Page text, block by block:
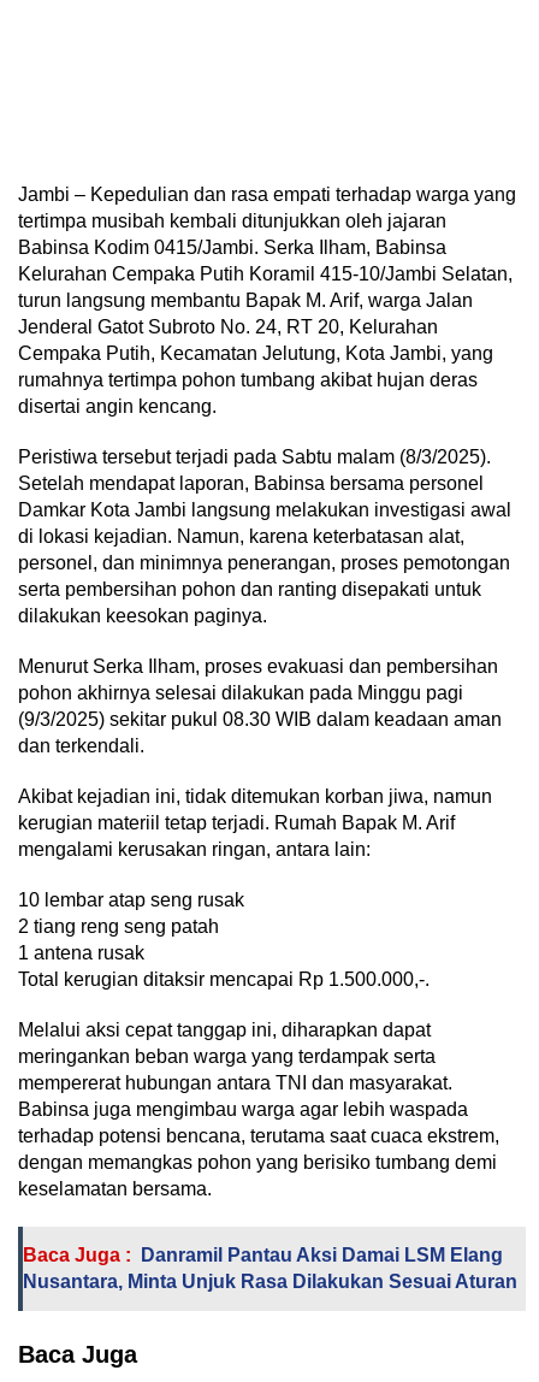
Jambi – Kepedulian dan rasa empati terhadap warga yang
tertimpa musibah kembali ditunjukkan oleh jajaran
Babinsa Kodim 0415/Jambi. Serka Ilham, Babinsa
Kelurahan Cempaka Putih Koramil 415-10/Jambi Selatan,
turun langsung membantu Bapak M. Arif, warga Jalan
Jenderal Gatot Subroto No. 24, RT 20, Kelurahan
Cempaka Putih, Kecamatan Jelutung, Kota Jambi, yang
rumahnya tertimpa pohon tumbang akibat hujan deras
disertai angin kencang.
Peristiwa tersebut terjadi pada Sabtu malam (8/3/2025).
Setelah mendapat laporan, Babinsa bersama personel
Damkar Kota Jambi langsung melakukan investigasi awal
di lokasi kejadian. Namun, karena keterbatasan alat,
personel, dan minimnya penerangan, proses pemotongan
serta pembersihan pohon dan ranting disepakati untuk
dilakukan keesokan paginya.
Menurut Serka Ilham, proses evakuasi dan pembersihan
pohon akhirnya selesai dilakukan pada Minggu pagi
(9/3/2025) sekitar pukul 08.30 WIB dalam keadaan aman
dan terkendali.
Akibat kejadian ini, tidak ditemukan korban jiwa, namun
kerugian materiil tetap terjadi. Rumah Bapak M. Arif
mengalami kerusakan ringan, antara lain:
10 lembar atap seng rusak
2 tiang reng seng patah
1 antena rusak
Total kerugian ditaksir mencapai Rp 1.500.000,-.
Melalui aksi cepat tanggap ini, diharapkan dapat
meringankan beban warga yang terdampak serta
mempererat hubungan antara TNI dan masyarakat.
Babinsa juga mengimbau warga agar lebih waspada
terhadap potensi bencana, terutama saat cuaca ekstrem,
dengan memangkas pohon yang berisiko tumbang demi
keselamatan bersama.
Baca Juga :
Danramil Pantau Aksi Damai LSM Elang
Nusantara, Minta Unjuk Rasa Dilakukan Sesuai Aturan
Baca Juga